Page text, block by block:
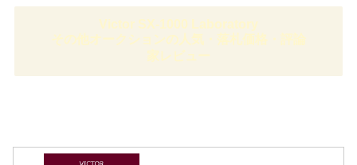
Victor SX-1000 Laboratory
その他オークションの人気・落札価格・評論
家レビュー